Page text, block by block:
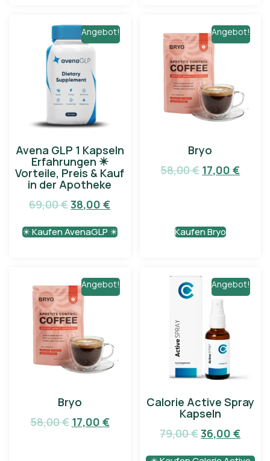
Angebot!
Avena GLP 1 Kapseln
Erfahrungen ✴️
Vorteile, Preis & Kauf
in der Apotheke
69,00€38,00€
✴️ Kaufen AvenaGLP ✴️
Angebot!
Bryo
58,00€ 17,00€
Kaufen Bryo
Angebot!
Bryo
58,00€ 17,00 €
Angebot!
Calorie Active Spray
Kapseln
79,00€36,00€